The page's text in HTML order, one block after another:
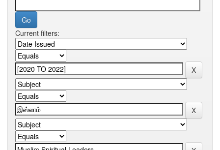
Current filters: